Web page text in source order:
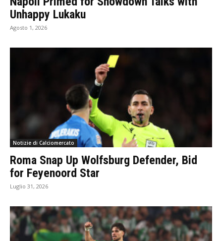
Unhappy Lukaku
Agosto 1, 2026
Notizie di Calciomercato
Roma Snap Up Wolfsburg Defender, Bid
for Feyenoord Star
Luglio 31, 2026